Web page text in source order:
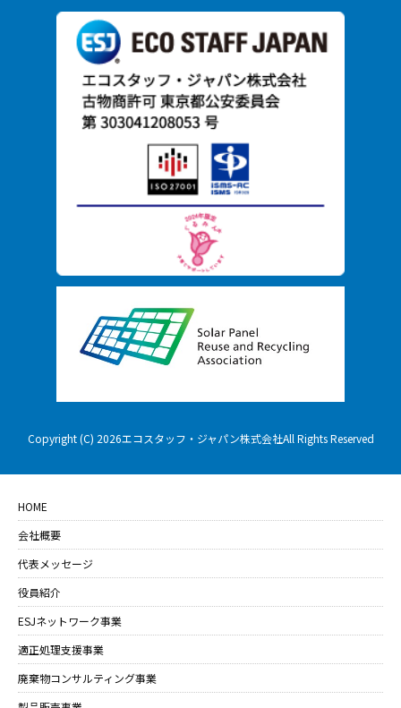
Copyright (C) 2026エコスタッフ・ジャパン株式会社All Rights Reserved
HOME
会社概要
代表メッセージ
役員紹介
ESJネットワーク事業
適正処理支援事業
廃棄物コンサルティング事業